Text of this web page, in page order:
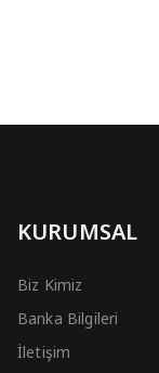
KURUMSAL
Biz Kimiz
Banka Bilgileri
İletişim